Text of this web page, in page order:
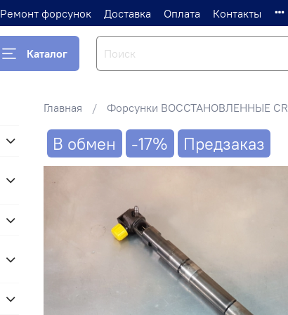
Ремонт форсунок Доставка Оплата Контакты
Каталог
Главная Форсунки ВОССТАНОВЛЕННЫЕ CR
В обмен -17% Предзаказ